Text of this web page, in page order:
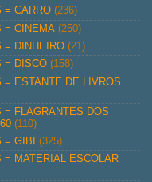
= CARRO (236)
= CINEMA (250)
= DINHEIRO (21)
= DISCO (158)
= ESTANTE DE LIVROS
= FLAGRANTES DOS
(110)
= GIBI
(325)
= MATERIAL ESCOLAR